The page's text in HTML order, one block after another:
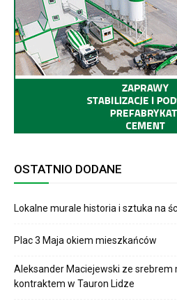
OSTATNIO DODANE
Lokalne murale historia i sztuka na
Plac 3 Maja okiem mieszkańców
Aleksander Maciejewski ze srebrem
kontraktem w Tauron Lidze